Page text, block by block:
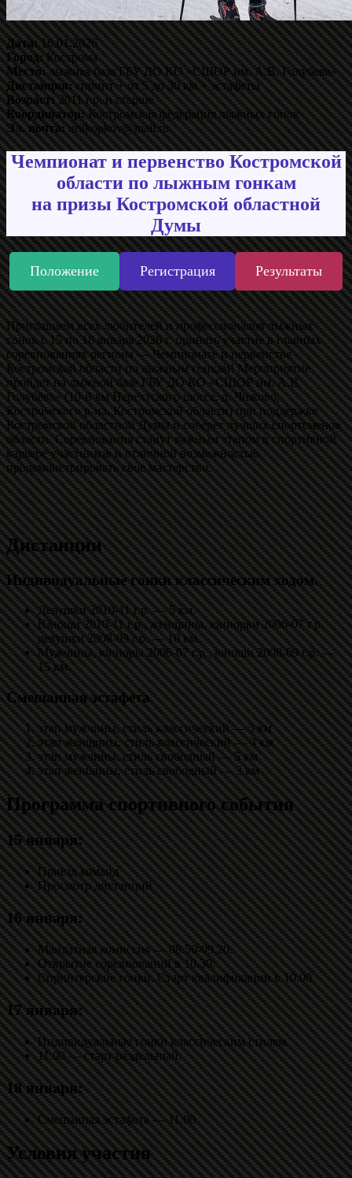
Дата:16.01.2026
Город:Кострома
Место:лыжная база ГБУ ДО КО «СШОР им. А.В. Голубева»
Дистанция:спринт + от 5 до 30 км + эстафеты
Возраст:2011 г.р. и старше
Координатор:Костромская федерация лыжных гонок
Эл. почта:uriikopkov@mail.ru
Чемпионат и первенство Костромской
области по лыжным гонкам
на призы Костромской областной
Думы
Положение Регистрация Результаты
Приглашаем всех любителей и профессионалов лыжных
гонок с 15 по 18 января 2026 г. принять участие в главных
соревнованиях региона — Чемпионате и первенстве
Костромской области по лыжным гонкам! Мероприятие
пройдет на лыжной базе ГБУ ДО КО «СШОР им. А.В.
Голубева» (10-й км Нерехтского шоссе, д. Чижово,
Костромского р-на, Костромской области) при поддержке
Костромской областной Думы и соберет лучших спортсменов
области. Соревнования станут важным этапом в спортивной
карьере участников и отличной возможностью
продемонстрировать свое мастерство.
Дистанции
Индивидуальные гонки классическим ходом.
Девушки 2010-11 г.р. — 5 км.
Юноши 2010-11 г.р., женщины, юниорки 2006-07 г.р.
девушки 2008-09 г.р. — 10 км.
Мужчины, юниоры 2006-07 г.р., юноши 2008-09 г.р. —
15 км.
Смешанная эстафета
этап мужчины, стиль классический — 5 км
этап женщины, стиль классический — 3 км
этап мужчины, стиль свободный — 5 км
этап женщины, стиль свободный — 3 км
Программа спортивного события
15 января:
Приезд команд
Просмотр дистанций
16 января:
Мандатная комиссия — 08.50-09.20.
Открытие соревнований в 10.30.
Спринтерские гонки. Старт квалификации в 10.00.
17 января:
Индивидуальные гонки классическим стилем.
11.00 — старт раздельный.
18 января:
Смешанная эстафета — 11.00
Условия участия